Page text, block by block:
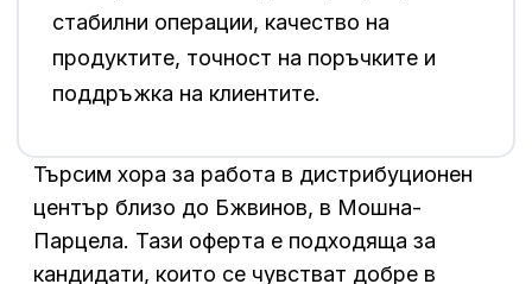
стабилни операции, качество на
продуктите, точност на поръчките и
поддръжка на клиентите.
Търсим хора за работа в дистрибуционен
център близо до Бжвинов, в Мошна-
Парцела. Тази оферта е подходяща за
кандидати, които се чувстват добре в